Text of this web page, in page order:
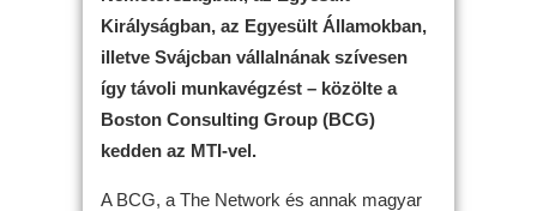
Királyságban, az Egyesült Államokban,
illetve Svájcban vállalnának szívesen
így távoli munkavégzést – közölte a
Boston Consulting Group (BCG)
kedden az MTI-vel.
A BCG, a The Network és annak magyar